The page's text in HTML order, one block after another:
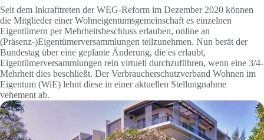
Seit dem Inkrafttreten der WEG-Reform im Dezember 2020 können
die Mitglieder einer Wohneigentumsgemeinschaft es einzelnen
Eigentümern per Mehrheitsbeschluss erlauben, online an
(Präsenz-)Eigentümerversammlungen teilzunehmen. Nun berät der
Bundestag über eine geplante Änderung, die es erlaubt,
Eigentümerversammlungen rein virtuell durchzuführen, wenn eine 3/4-
Mehrheit dies beschließt. Der Verbraucherschutzverband Wohnen im
Eigentum (WiE) lehnt diese in einer aktuellen Stellungnahme
vehement ab.